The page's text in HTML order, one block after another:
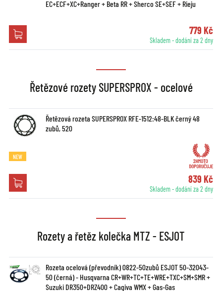
EC+ECF+XC+Ranger + Beta RR + Sherco SE+SEF + Rieju
779 Kč
Skladem - dodání za 2 dny
Řetězové rozety SUPERSPROX - ocelové
Řetězová rozeta SUPERSPROX RFE-1512:48-BLK černý 48
zubů, 520
NEW
839 Kč
Skladem - dodání za 2 dny
Rozety a řetěz kolečka MTZ - ESJOT
Rozeta ocelová (převodník) 0822-50zubů ESJOT 50-32043-
50 (černá) - Husqvarna CR+WR+TC+TE+WRE+TXC+SM+SMR +
Suzuki DR350+DRZ400 + Cagiva WMX + Gas-Gas